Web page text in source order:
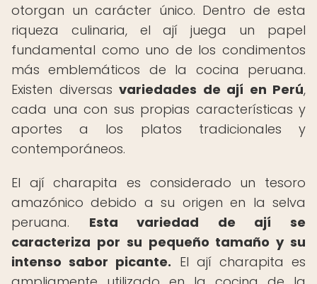
otorgan un carácter único. Dentro de esta
riqueza culinaria, el ají juega un papel
fundamental como uno de los condimentos
más emblemáticos de la cocina peruana.
Existen diversas variedades de ají en Perú,
cada una con sus propias características y
aportes a los platos tradicionales y
contemporáneos.
El ají charapita es considerado un tesoro
amazónico debido a su origen en la selva
peruana. Esta variedad de ají se
caracteriza por su pequeño tamaño y su
intenso sabor picante. El ají charapita es